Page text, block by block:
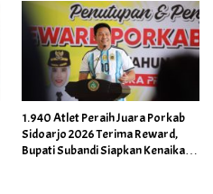
1.940 Atlet Peraih Juara Porkab
Sidoarjo 2026 Terima Reward,
Bupati Subandi Siapkan Kenaikan